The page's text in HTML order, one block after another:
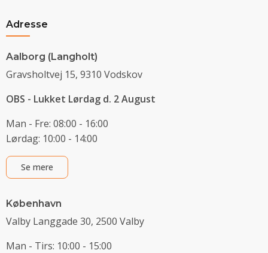
Adresse
Aalborg (Langholt)
Gravsholtvej 15, 9310 Vodskov
OBS - Lukket Lørdag d. 2 August
Man - Fre: 08:00 - 16:00
Lørdag: 10:00 - 14:00
Se mere
København
Valby Langgade 30, 2500 Valby
Man - Tirs: 10:00 - 15:00